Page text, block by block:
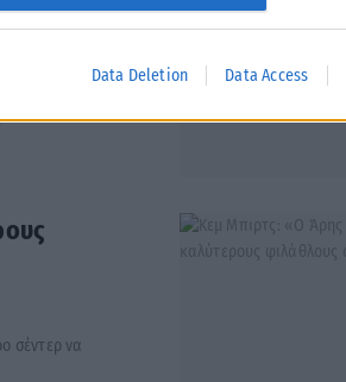
Data Deletion Data Access
ποδοσφαίρου
στον...
σέντερ να